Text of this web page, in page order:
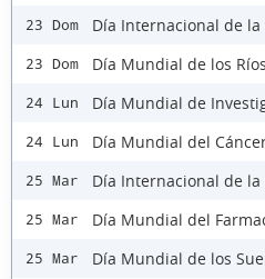
23 Dom Día Internacional de
23 Dom Día Mundial de los Ríos
24 Lun Día Mundial de
24 Lun Día Mundial del
25 Mar Día Internacional de la
25 Mar Día Mundial del
25 Mar Día Mundial de los